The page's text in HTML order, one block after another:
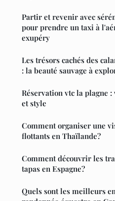
Partir et revenir avec
pour prendre un taxi à
exupéry
Les trésors cachés des
: la beauté sauvage à
Réservation vtc la plagne
et style
Comment organiser une
flottants en Thaïlande?
Comment découvrir les
tapas en Espagne?
Quels sont les meilleurs